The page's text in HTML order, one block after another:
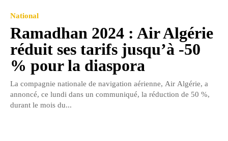
National
Ramadhan 2024 : Air Algérie
réduit ses tarifs jusqu’à -50
% pour la diaspora
La compagnie nationale de navigation aérienne, Air Algérie, a
annoncé, ce lundi dans un communiqué, la réduction de 50 %,
durant le mois du...